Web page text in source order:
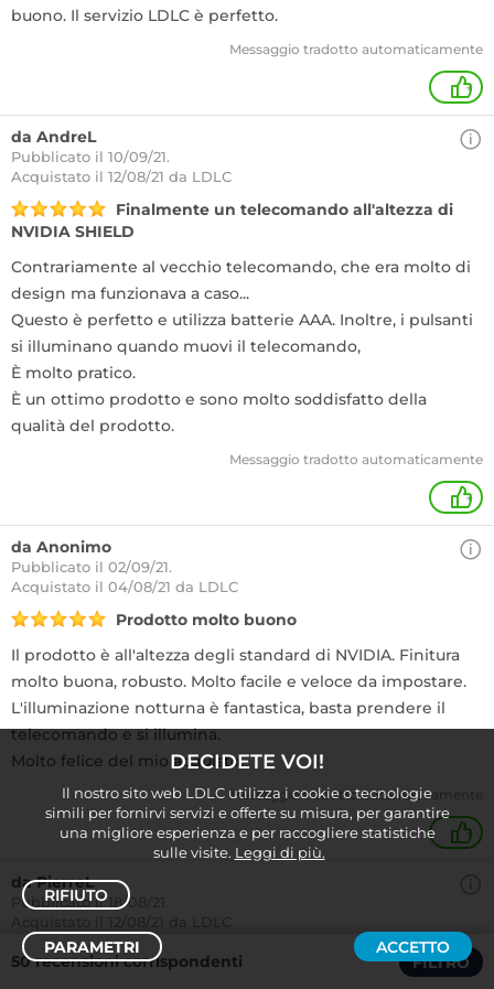
50 recensioni corrispondenti FILTRO
Ordina /Filtro
buono. Il servizio LDLC è perfetto.
Messaggio tradotto automaticamente
+
da AndreL
Pubblicato il 10/09/21.
Acquistato il 12/08/21 da LDLC
Finalmente un telecomando all'altezza di
NVIDIA SHIELD
Contrariamente al vecchio telecomando, che era molto di
design ma funzionava a caso...
Questo è perfetto e utilizza batterie AAA. Inoltre, i pulsanti
si illuminano quando muovi il telecomando,
È molto pratico.
È un ottimo prodotto e sono molto soddisfatto della
qualità del prodotto.
Messaggio tradotto automaticamente
+
da Anonimo
Pubblicato il 02/09/21.
Acquistato il 04/08/21 da LDLC
Prodotto molto buono
Il prodotto è all'altezza degli standard di NVIDIA. Finitura
molto buona, robusto. Molto facile e veloce da impostare.
L'illuminazione notturna è fantastica, basta prendere il
telecomando e si illumina.
Molto felice del mio acquisto.
Messaggio tradotto automaticamente
+
da PierreL
Pubblicato il 18/08/21.
Perfetto, compatibile con la corazza 2015 (se
DECIDETE VOI!
Il nostro sito web LDLC utilizza i cookie o tecnologie
simili per fornirvi servizi e offerte su misura, per garantire
una migliore esperienza e per raccogliere statistiche
sulle visite. Leggi di più.
RIFIUTO
PARAMETRI ACCETTO